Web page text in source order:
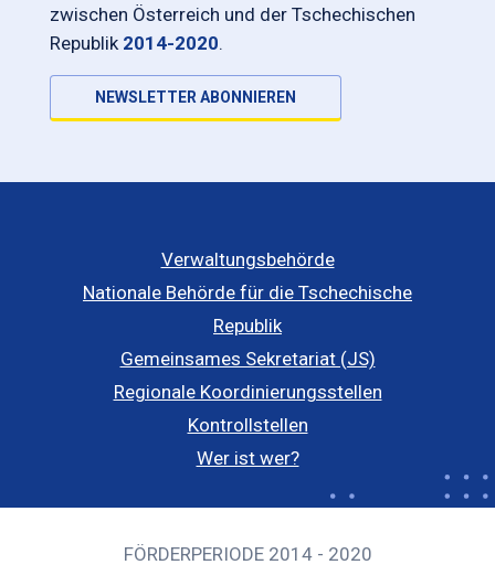
zwischen Österreich und der Tschechischen
Republik 2014-2020.
NEWSLETTER ABONNIEREN
Verwaltungsbehörde
Nationale Behörde für die Tschechische
Republik
Gemeinsames Sekretariat (JS)
Regionale Koordinierungsstellen
Kontrollstellen
Wer ist wer?
FÖRDERPERIODE 2014 - 2020